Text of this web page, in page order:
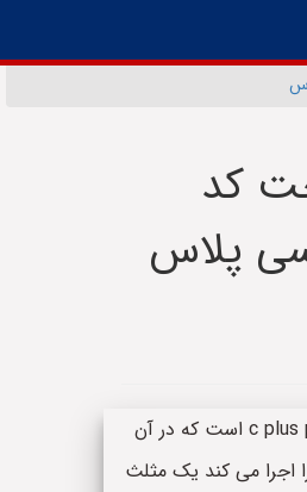
کد
سی پلاس
چکیده: این پروژه یک سورس کد با زبان برنامه نویسی سی پلاس پلاس c plus plus است که در آن
اجرا می کند یک مثلث